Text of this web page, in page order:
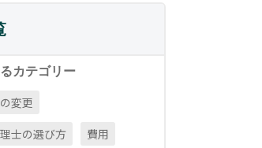
カテゴリー
変更
士の選び方
費用